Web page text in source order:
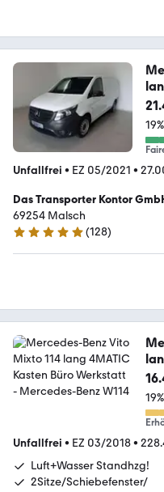
Unfallfrei • EZ 05/2021 •
Das Transporter Kontor
69254 Malsch
4.9 Sterne
(128)
Unfallfrei • EZ 03/2018•
Luft+Wasser Standhzg!
2Sitze/Schiebefenster/